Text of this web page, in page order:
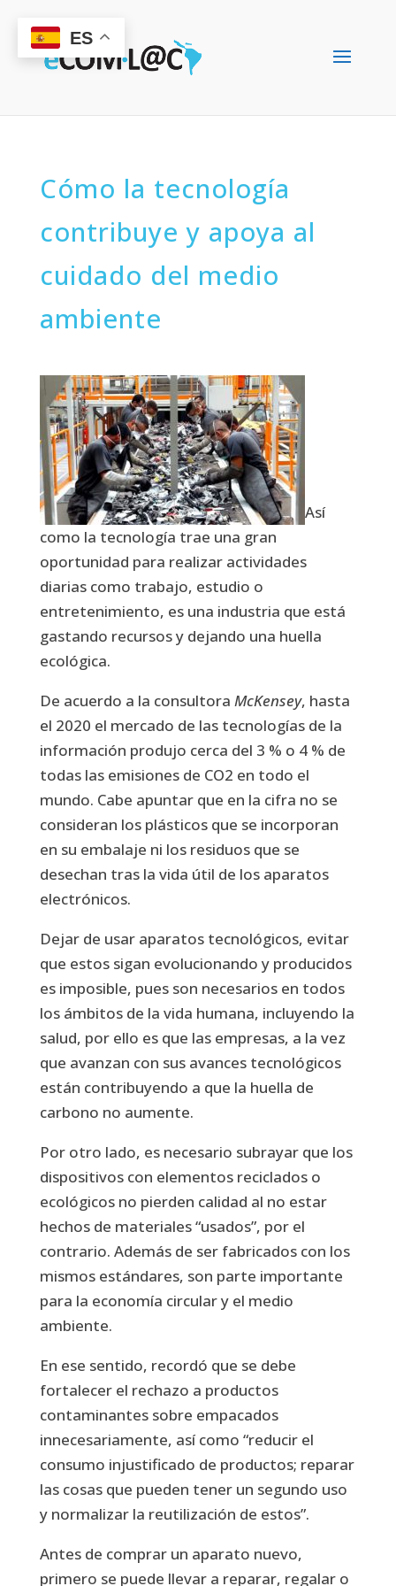
Cómo la tecnología
contribuye y apoya al
cuidado del medio
ambiente
Así
como la tecnología trae una gran
oportunidad para realizar actividades
diarias como trabajo, estudio o
entretenimiento, es una industria que está
gastando recursos y dejando una huella
ecológica.
De acuerdo a la consultora McKensey, hasta
el 2020 el mercado de las tecnologías de la
información produjo cerca del 3 % o 4 % de
todas las emisiones de CO2 en todo el
mundo. Cabe apuntar que en la cifra no se
consideran los plásticos que se incorporan
en su embalaje ni los residuos que se
desechan tras la vida útil de los aparatos
electrónicos.
Dejar de usar aparatos tecnológicos, evitar
que estos sigan evolucionando y producidos
es imposible, pues son necesarios en todos
los ámbitos de la vida humana, incluyendo la
salud, por ello es que las empresas, a la vez
que avanzan con sus avances tecnológicos
están contribuyendo a que la huella de
carbono no aumente.
Por otro lado, es necesario subrayar que los
dispositivos con elementos reciclados o
ecológicos no pierden calidad al no estar
hechos de materiales “usados”, por el
contrario. Además de ser fabricados con los
mismos estándares, son parte importante
para la economía circular y el medio
ambiente.
En ese sentido, recordó que se debe
fortalecer el rechazo a productos
contaminantes sobre empacados
innecesariamente, así como “reducir el
consumo injustificado de productos; reparar
las cosas que pueden tener un segundo uso
y normalizar la reutilización de estos”.
Antes de comprar un aparato nuevo,
primero se puede llevar a reparar, regalar o
ES